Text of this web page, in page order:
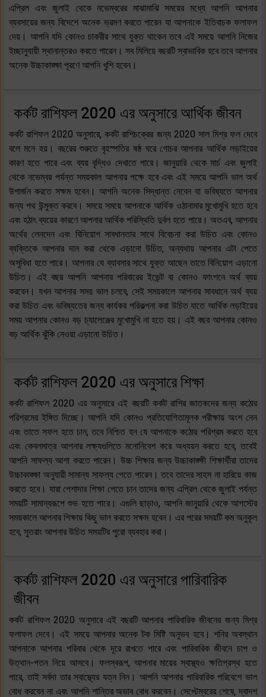
এপ্রিল এবং জুলাই থেকে নভেম্বরের মাঝামাঝি সময়ের মধ্যে আপনি আপনার
ব্যবসায়ের জন্য বিদেশে অনেক ভ্রমণ করতে পারেন যা আপনাকে ইতিবাচক ফলাফল
দেয়। আপনি যদি কোনও চাকরীর সাথে যুক্ত থাকেন তবে এই সময়ে আপনি নিজের
ইচ্ছানুযায়ী স্থানান্তরও করতে পারেন। সব মিলিয়ে বছরটি স্বাভাবিক হবে তবে আপনার
অনেক উচ্চাকাঙ্ক্ষা পূরণে আপনি খুশি হবেন।
কর্কট রাশিফল 2020 এর অনুসারে আর্থিক জীবন
কর্কট রাশিফল 2020 অনুসারে, কর্কট রাশিচক্রের জন্য 2020 সাল মিশ্র ফল দেবে
বলে মনে হয়। বছরের শুরুতে বৃহস্পতির ষষ্ঠ ঘরে গোচর আপনার আর্থিক লড়াইয়ের
কারণ হতে পারে এবং ব্যয় বৃদ্ধিও দেখাতে পারে। জানুয়ারি থেকে মার্চ এবং জুলাই
থেকে নভেম্বর পর্যন্ত সময়কাল আপনার পক্ষে হবে এবং এই সময়ে আপনি ভাল অর্থ
উপার্জন করতে সক্ষম হবেন। আপনি অনেক সিদ্ধান্ত নেবেন যা ভবিষ্যতে আপনার
জন্য পথ উন্মুক্ত করবে। সময়ে সময়ে আপনাকে আর্থিক ওঠানামার মুখোমুখি হতে হবে
এবং হঠাৎ ব্যয়ের কারণে আপনার আর্থিক পরিস্থিতি দুর্বল হতে পারে। অতএব, আপনার
অর্থের লেনদেন এবং বিনিয়োগ সাবধানতার সাথে বিবেচনা করা উচিত এবং কোনও
ব্যক্তিকে আপনার দান করা থেকে এড়ানো উচিত, অন্যথায় আপনার এটা পেতে
অসুবিধা হতে পারে। আপনার যে ব্যাবসার সাথে যুক্ত আছেন তাতে বিনিয়োগ এড়ানো
উচিত। এই বছর আপনি আপনার পরিবারের ইভেন্ট বা কোনও ফাংশনে অর্থ ব্যয়
করবেন। যখন আপনার সময় ভাল চলবে, সেই সময়কালে আপনার সাবধানে অর্থ ব্যয়
করা উচিত এবং ভবিষ্যতের জন্য কার্যকর পরিকল্পনা করা উচিত যাতে আর্থিক লড়াইয়ের
সময় আপনার কোনও বড় চ্যালেঞ্জের মুখোমুখি না হতে হয়। এই বছর আপনার কোনও
বড় আর্থিক ঝুঁকি নেওয়া এড়ানো উচিত।
কর্কট রাশিফল 2020 এর অনুসারে শিক্ষা
কর্কট রাশিফল 2020 এর অনুসারে এই বছরটি কর্কট রাশির জাতকদের জন্য কঠোর
পরিশ্রমের ইঙ্গিত দিচ্ছে। আপনি যদি কোনও প্রতিযোগিতামূলক পরীক্ষায় অংশ নেন
এবং তাতে সফল হতে চান, তবে নিশ্চিত হন যে আপনাকে কঠোর পরিশ্রম করতে হবে
এবং কেবলমাত্র আপনার লক্ষ্যগুলিতে মনোনিবেশ করে অধ্যয়ন করতে হবে, তবেই
আপনি সাফল্য আশা করতে পারেন। উচ্চ শিক্ষার জন্য উচ্চাকাঙ্ক্ষী শিক্ষার্থীরা তাদের
উচ্চাকাঙ্ক্ষা অনুযায়ী সামান্য সাফল্য পেতে পারেন। তবে তাদের সাহস না হারিয়ে কাজ
করতে হবে। যারা পেশাদার শিক্ষা পেতে চান তাদের জন্য এপ্রিল থেকে জুলাই পর্যন্ত
সময়টি সামান্যরূপে শুভ হতে পারে। এগুলি ছাড়াও, আপনি জানুয়ারি থেকে আগস্টের
সময়কালে আপনার শিক্ষায় কিছু ভাল করতে সক্ষম হবেন। এর পরের সময়টি কম অনুকূল
হবে, সুতরাং আপনার উচিত সময়টির পুরো ব্যবহার করা।
কর্কট রাশিফল 2020 এর অনুসারে পারিবারিক
জীবন
কর্কট রাশিফল 2020 অনুসারে এই বছরটি আপনার পারিবারিক জীবনের জন্য মিশ্র
ফলাফল দেবে। এই সময়ে আপনার অনেক টক মিষ্টি অনুভব হবে। শনির অবস্থান
আপনাকে আপনার পরিবার থেকে দূরে রাখতে পারে এবং পারিবারিক জীবনে চাপ ও
উত্থান-পতন নিয়ে আসবে। ফলস্বরূপ, আপনার মায়ের স্বাস্থ্যও ক্ষতিগ্রস্থ হতে
পারে, তাই সর্বদা তার স্বাস্থ্যের যত্ন নিন। আপনি আপনার পারিবারিক পরিবেশে ভাল
বোধ করবেন না এবং আপনি শান্তির অভাব বোধ করবেন। সেপ্টেম্বরের শেষে, দ্বাদশ